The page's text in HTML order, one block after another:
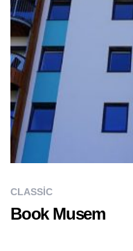
CLASSIC
Book Musem